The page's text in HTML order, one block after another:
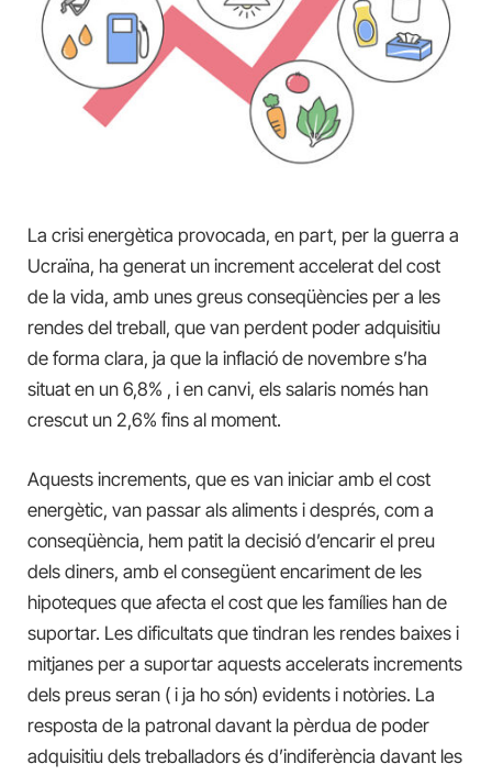
La crisi energètica provocada, en part, per la guerra a
Ucraïna, ha generat un increment accelerat del cost
de la vida, amb unes greus conseqüències per a les
rendes del treball, que van perdent poder adquisitiu
de forma clara, ja que la inflació de novembre s’ha
situat en un 6,8% , i en canvi, els salaris només han
crescut un 2,6% fins al moment.
Aquests increments, que es van iniciar amb el cost
energètic, van passar als aliments i després, com a
conseqüència, hem patit la decisió d’encarir el preu
dels diners, amb el consegüent encariment de les
hipoteques que afecta el cost que les famílies han de
suportar. Les dificultats que tindran les rendes baixes i
mitjanes per a suportar aquests accelerats increments
dels preus seran ( i ja ho són) evidents i notòries. La
resposta de la patronal davant la pèrdua de poder
adquisitiu dels treballadors és d’indiferència davant les